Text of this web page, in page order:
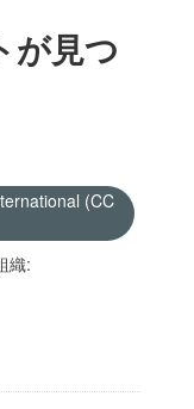
が見つ
(CC
織: